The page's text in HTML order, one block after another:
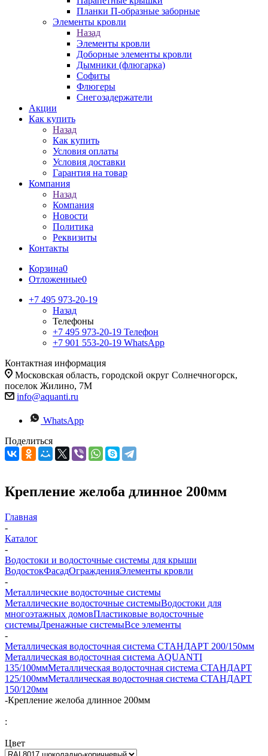
Планки П-образные заборные
Элементы кровли
Назад
Элементы кровли
Доборные элементы кровли
Дымники (флюгарка)
Софиты
Флюгеры
Снегозадержатели
Акции
Как купить
Назад
Как купить
Условия оплаты
Условия доставки
Гарантия на товар
Компания
Назад
Компания
Новости
Политика
Реквизиты
Контакты
Корзина0
Отложенные0
+7 495 973-20-19
Назад
Телефоны
+7 495 973-20-19 Телефон
+7 901 553-20-19 WhatsApp
Контактная информация
Московская область, городской округ Солнечногорск,
поселок Жилино, 7М
info@aquanti.ru
WhatsApp
Поделиться
Крепление желоба длинное 200мм
Главная
-
Каталог
-
Водостоки и водосточные системы для крыши
ВодостокФасадОгражденияЭлементы кровли
-
Металлические водосточные системы
Металлические водосточные системыВодостоки для
многоэтажных домовПластиковые водосточные
системыДренажные системыВсе элементы
-
Металлическая водосточная система СТАНДАРТ 200/150мм
Металлическая водосточная система AQUANTI
135/100ммМеталлическая водосточная система СТАНДАРТ
125/100ммМеталлическая водосточная система СТАНДАРТ
150/120мм
-Крепление желоба длинное 200мм
:
Цвет